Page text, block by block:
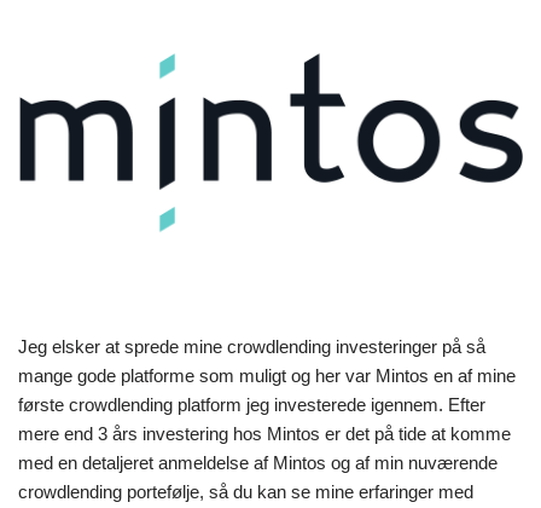
Jeg elsker at sprede mine crowdlending investeringer på så
mange gode platforme som muligt og her var Mintos en af mine
første crowdlending platform jeg investerede igennem. Efter
mere end 3 års investering hos Mintos er det på tide at komme
med en detaljeret anmeldelse af Mintos og af min nuværende
crowdlending portefølje, så du kan se mine erfaringer med